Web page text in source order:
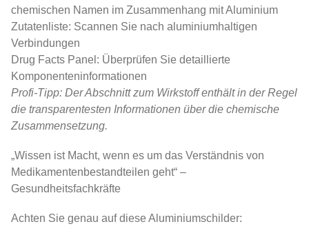
chemischen Namen im Zusammenhang mit Aluminium
Zutatenliste: Scannen Sie nach aluminiumhaltigen
Verbindungen
Drug Facts Panel: Überprüfen Sie detaillierte
Komponenteninformationen
Profi-Tipp: Der Abschnitt zum Wirkstoff enthält in der Regel
die transparentesten Informationen über die chemische
Zusammensetzung.
„Wissen ist Macht, wenn es um das Verständnis von
Medikamentenbestandteilen geht“ –
Gesundheitsfachkräfte
Achten Sie genau auf diese Aluminiumschilder: